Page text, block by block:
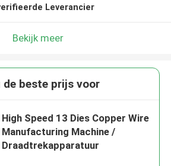
Leverancier
Bekijk meer
de beste prijs voor
High Speed 13 Dies Copper Wire
Manufacturing Machine /
Draadtrekapparatuur